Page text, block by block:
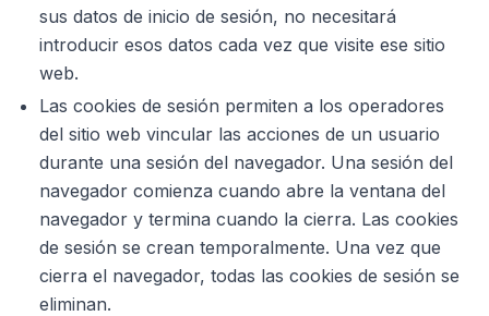
sus datos de inicio de sesión, no necesitará
introducir esos datos cada vez que visite ese sitio
web.
Las cookies de sesión permiten a los operadores
del sitio web vincular las acciones de un usuario
durante una sesión del navegador. Una sesión del
navegador comienza cuando abre la ventana del
navegador y termina cuando la cierra. Las cookies
de sesión se crean temporalmente. Una vez que
cierra el navegador, todas las cookies de sesión se
eliminan.